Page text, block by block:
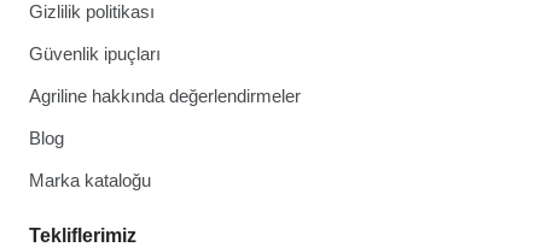
Gizlilik politikası
Güvenlik ipuçları
Agriline hakkında değerlendirmeler
Blog
Marka kataloğu
Tekliflerimiz